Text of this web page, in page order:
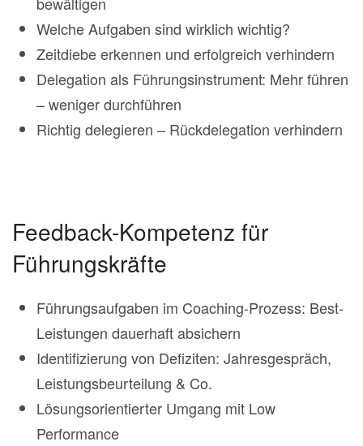
Welche Aufgaben sind wirklich wichtig?
Zeitdiebe erkennen und erfolgreich verhindern
Delegation als Führungsinstrument: Mehr führen
– weniger durchführen
Richtig delegieren – Rückdelegation verhindern
Feedback-Kompetenz für
Führungskräfte
Führungsaufgaben im Coaching-Prozess: Best-
Leistungen dauerhaft absichern
Identifizierung von Defiziten: Jahresgespräch,
Leistungsbeurteilung & Co.
Lösungsorientierter Umgang mit Low
Performance